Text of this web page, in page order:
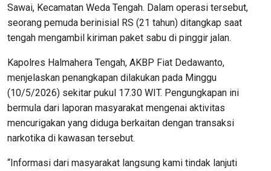
Sawai, Kecamatan Weda Tengah. Dalam operasi tersebut,
seorang pemuda berinisial RS (21 tahun) ditangkap saat
tengah mengambil kiriman paket sabu di pinggir jalan.
Kapolres Halmahera Tengah, AKBP Fiat Dedawanto,
menjelaskan penangkapan dilakukan pada Minggu
(10/5/2026) sekitar pukul 17.30 WIT. Pengungkapan ini
bermula dari laporan masyarakat mengenai aktivitas
mencurigakan yang diduga berkaitan dengan transaksi
narkotika di kawasan tersebut.
“Informasi dari masyarakat langsung kami tindak lanjuti